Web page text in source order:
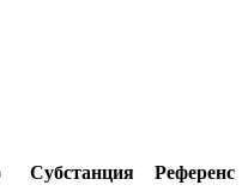
Субстанция Референс